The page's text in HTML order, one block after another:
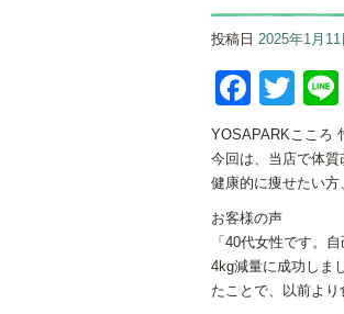
投稿日 2025年1月11
YOSAPARKこころ
今回は、当店で体質
健康的に痩せたい
お客様の声
「40代女性です。
4kg減量に成功しま
たことで、以前より